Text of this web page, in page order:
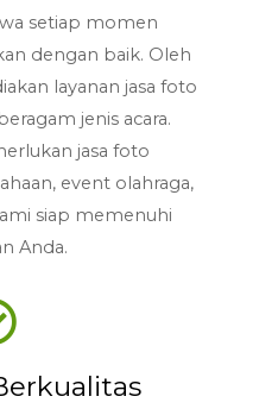
setiap momen
dengan baik. Oleh
layanan jasa foto
jenis acara.
jasa foto
event olahraga,
siap memenuhi
Anda.